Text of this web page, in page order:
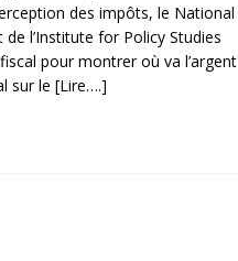
des impôts, le National
l’Institute for Policy Studies
pour montrer où va l’argent
sur le [Lire….]